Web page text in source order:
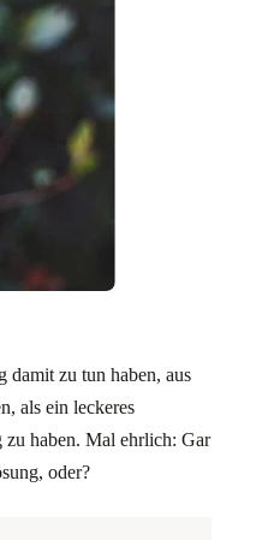
zu tun haben, aus
als ein leckeres
zu haben. Mal ehrlich: Gar
oder?